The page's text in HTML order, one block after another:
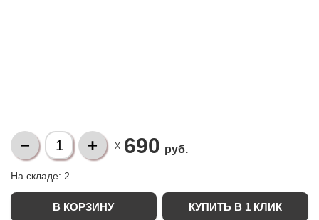
X 690 руб.
На складе: 2
КУПИТЬ В 1 КЛИК